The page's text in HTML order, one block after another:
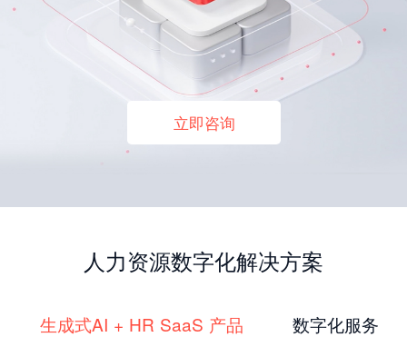
立即咨询
人力资源数字化解决方案
生成式AI + HR SaaS 产品 数字化服务